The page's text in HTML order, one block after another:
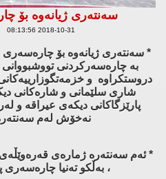
سەنتەری ژیانەوە بۆ
2018-10-31 08:13:56 پارێزگای سلێمانی
* سەنتەری ژیانەوە بۆ چارەسەری
دروستكراوە و
شاری سلێمانی و شارەكانی
نەخۆش لەم
* ئەم سەنتەرە ژمارەی قەرەوێڵەی
، بەڵكو تەنیا